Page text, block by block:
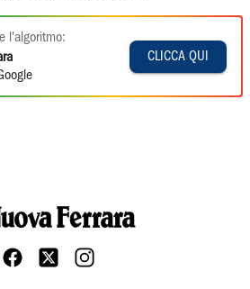
l'algoritmo:
CLICCA QUI